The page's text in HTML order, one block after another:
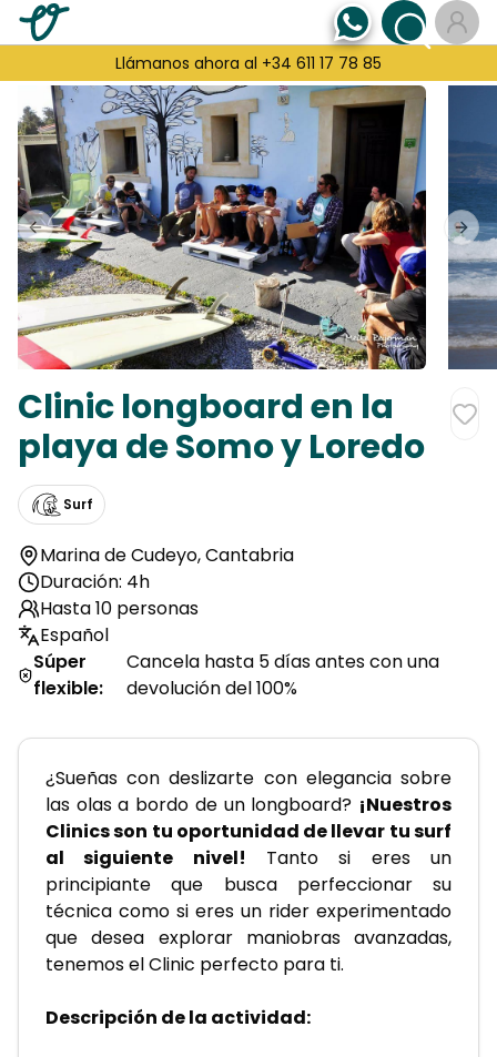
Llámanos ahora al +34 611 17 78 85
Previous slide
Clinic longboard en la
playa de Somo y Loredo
Surf
Marina de Cudeyo,Cantabria
Duración: 4h
Hasta 10 personas
Español
Súper
flexible:
Cancela hasta 5 días antes con una
devolución del 100%
¿Sueñas con deslizarte con elegancia sobre
las olas a bordo de un longboard? ¡Nuestros
Clinics son tu oportunidad de llevar tu surf
al siguiente nivel! Tanto si eres un
principiante que busca perfeccionar su
técnica como si eres un rider experimentado
que desea explorar maniobras avanzadas,
tenemos el Clinic perfecto para ti.
Descripción de la actividad: